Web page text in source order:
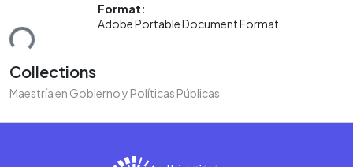
Format:
Adobe Portable Document Format
Collections
Maestría en Gobierno y Políticas Públicas